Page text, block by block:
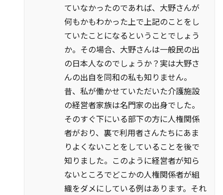
ていなかったのであれば、大野さんが
何もかもわかった上で上記のことをし
ていたことになるということでしょう
か。その場合、大野さんは一般民の出
の日本人なのでしょうか？実は大野さ
んの出自を同和の私も知りません。
昔、私が働かせていただいた介護施設
の経営者家族は名門家の出身でした。
そのすぐ下にいる部下の方に人権関係
者がおり、裏で利用者さんたちにあま
りよくないことをしていることを後で
知りました。このように経営者が知ら
ないところでどこかの人権関係者が組
織をダメにしている例はあります。それ